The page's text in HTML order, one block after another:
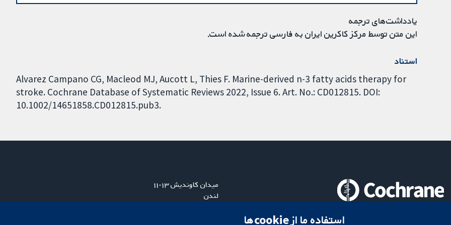
یادداشت‌های ترجمه
این متن توسط مرکز کاکرین ایران به فارسی ترجمه شده است.
استناد
Alvarez Campano CG, Macleod MJ, Aucott L, Thies F. Marine-derived n-3 fatty acids therapy for
stroke. Cochrane Database of Systematic Reviews 2022, Issue 6. Art. No.: CD012815. DOI:
10.1002/14651858.CD012815.pub3.
میدان کاوندیش ۱۳-۱۱
لندن
استفاده ما از cookie‌ها